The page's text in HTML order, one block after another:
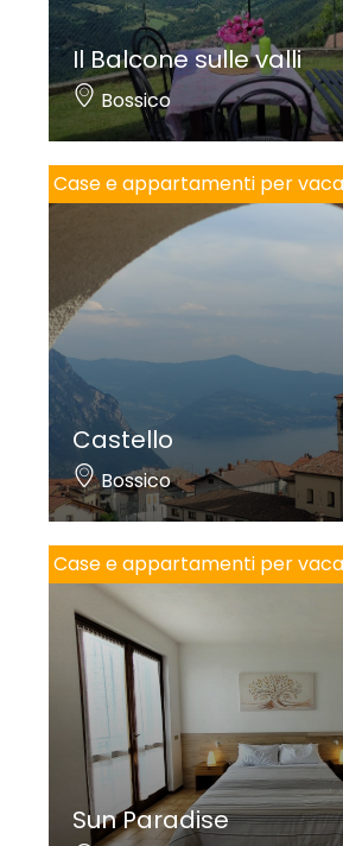
Il Balcone sulle valli
Bossico
Case e appartamenti per
Castello
Bossico
Case e appartamenti per
Sun Paradise